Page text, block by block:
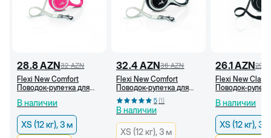
28.8AZN32 AZN
Flexi New Comfort
Поводок-рулетка для
красный (XS 12 кг, 3 м)
В наличии
XS (12 кг), 3 м
32.4 AZN36 AZN
Flexi New Comfort
Поводок-рулетка для
собак, ленточный,
чёрный (S 15 кг, 5 м)
5(1)
В наличии
XS (12 кг), 3 м
26.1AZN29
Flexi New
Поводок-
12 кг, 3 м)
В наличии
XS (12 кг), 3 м